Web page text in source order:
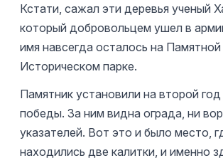
Кстати, сажал эти деревья ученый
который добровольцем ушел в
имя навсегда осталось на Памятной
Историческом парке.
Памятник установили на второй
победы. За ним видна ограда, ни
указателей. Вот это и было место,
находились две калитки, и именно